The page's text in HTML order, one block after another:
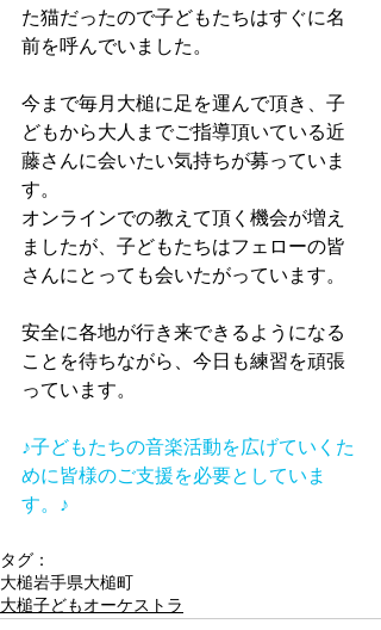
た猫だったので子どもたちはすぐに名
前を呼んでいました。
今まで毎月大槌に足を運んで頂き、子
どもから大人までご指導頂いている近
藤さんに会いたい気持ちが募っていま
す。
オンラインでの教えて頂く機会が増え
ましたが、子どもたちはフェローの皆
さんにとっても会いたがっています。
安全に各地が行き来できるようになる
ことを待ちながら、今日も練習を頑張
っています。
♪子どもたちの音楽活動を広げていくた
めに皆様のご支援を必要としていま
す。♪
タグ：
大槌岩手県大槌町
大槌子どもオーケストラ